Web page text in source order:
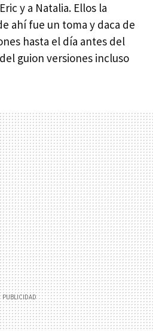
y a Natalia. Ellos la
ahí fue un toma y daca de
hasta el día antes del
guion versiones incluso